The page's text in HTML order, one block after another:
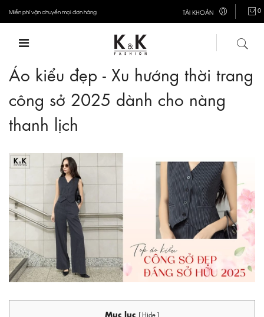
Miễn phí vận chuyển mọi đơn hàng TÀI KHOẢN 0
Áo kiểu đẹp - Xu hướng thời trang
công sở 2025 dành cho nàng
thanh lịch
Mục lục [ Hide ]